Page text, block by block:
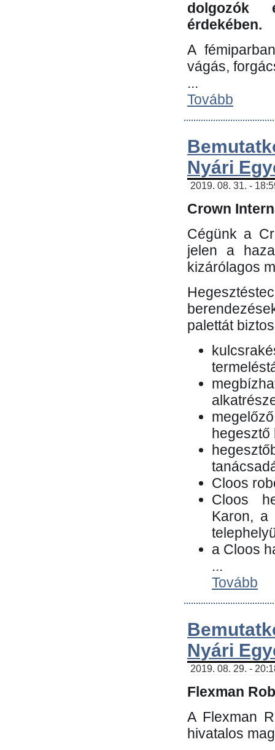
dolgozók
érdekében.
A
vágás,
...
Tovább
Nyári
2019. 08. 31. -
Crown
Cégünk a
jelen a
kizárólagos
palettát
hegesztő
Cloos
Cloos
Karon, a
a Cloos
...
Tovább
Nyári
2019. 08. 29. -
Flexman
A Flexman
hivatalos